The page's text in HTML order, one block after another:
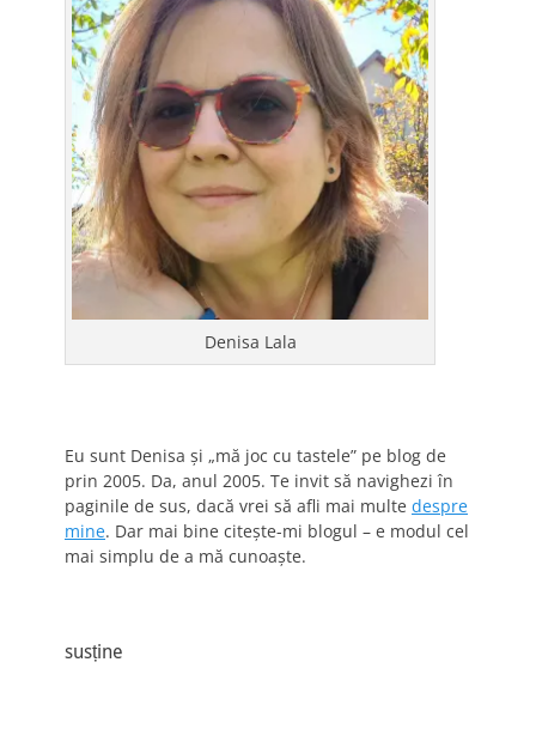
Denisa Lala
Eu sunt Denisa și „mă joc cu tastele” pe blog de
prin 2005. Da, anul 2005. Te invit să navighezi în
paginile de sus, dacă vrei să afli mai multe despre
mine. Dar mai bine citește-mi blogul – e modul cel
mai simplu de a mă cunoaște.
susține